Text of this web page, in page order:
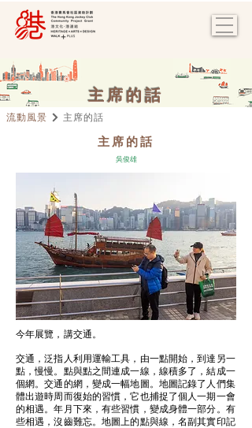
主席的話
主席的話
流動風景
主席的話
吳俊雄
今年展覽，講交通。
交通，泛指人利用運輸工具，由一點開始，到達另一
點，慢慢。點與點之間連成一線，線積多了，結成一
個網。交通的網，變成一幅地圖。地圖記錄了人們集
體出遊時周而復始的習慣，它也捕捉了個人一期一會
的相遇。年月下來，有些習慣，變成身體一部分。有
些相遇，沒齒難忘。地圖上的點與線，名副其實印記